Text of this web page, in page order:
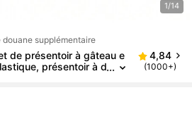
1/14
douane supplémentaire
de présentoir à gâteau e
présentoir à d
4,84
(1000+)